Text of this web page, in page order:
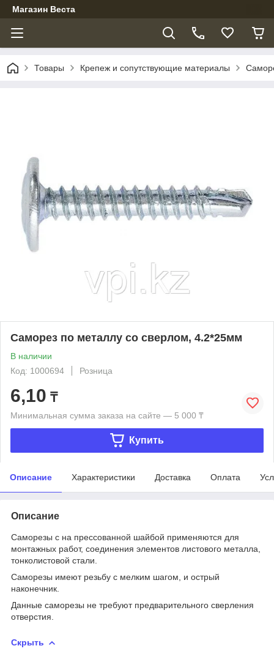
Магазин Веста
Товары Крепеж и сопутствующие материалы
Саморез по металлу со сверлом, 4.2*25мм
В наличии
Код: 1000694
Розница
6,10 ₸
Минимальная сумма заказа на сайте — 5 000 ₸
Купить
Описание Характеристики Доставка Оплата
Описание
Саморезы с на прессованной шайбой применяются для
монтажных работ, соединения элементов листового металла,
тонколистовой стали.
Саморезы имеют резьбу с мелким шагом, и острый
наконечник.
Данные саморезы не требуют предварительного сверления
отверстия.
Скрыть